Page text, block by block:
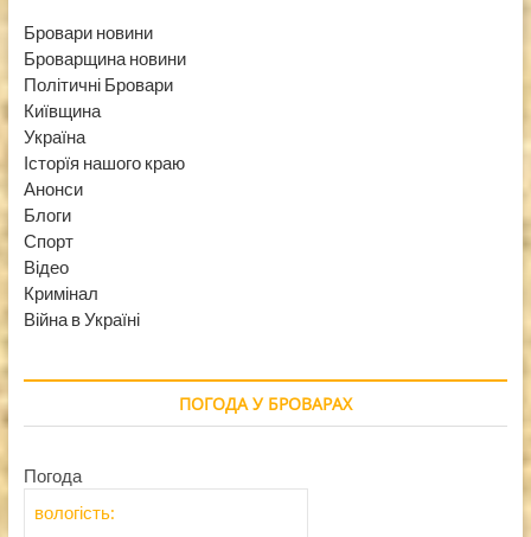
Бровари новини
Броварщина новини
Політичні Бровари
Київщина
Україна
Історїя нашого краю
Анонси
Блоги
Спорт
Відео
Кримінал
Війна в Україні
ПОГОДА У БРОВАРАХ
Погода
вологість: